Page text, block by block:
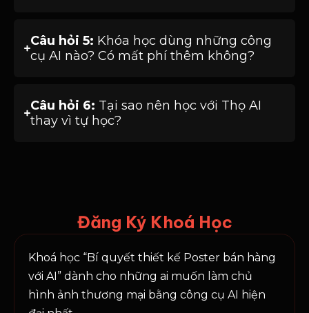
Câu hỏi 5: Khóa học dùng những công
cụ AI nào? Có mất phí thêm không?
Câu hỏi 6: Tại sao nên học với Thọ AI
thay vì tự học?
Đăng Ký Khoá Học
Khoá học “Bí quyết thiết kế Poster bán hàng
với AI” dành cho những ai muốn làm chủ
hình ảnh thương mại bằng công cụ AI hiện